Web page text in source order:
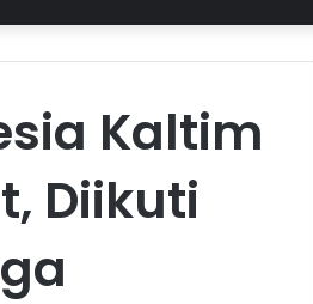
Kaltim
Diikuti